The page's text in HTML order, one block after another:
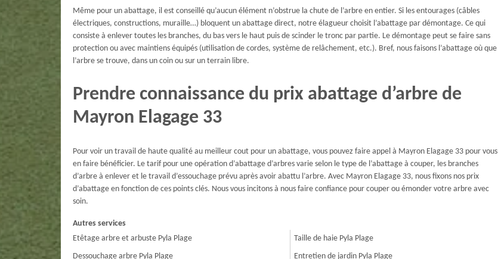
Même pour un abattage, il est conseillé qu’aucun élément n’obstrue la chute de l’arbre en entier. Si les entourages (câbles
électriques, constructions, muraille…) bloquent un abattage direct, notre élagueur choisit l’abattage par démontage. Ce qui
consiste à enlever toutes les branches, du bas vers le haut puis de scinder le tronc par partie. Le démontage peut se faire sans
protection ou avec maintiens équipés (utilisation de cordes, système de relâchement, etc.). Bref, nous faisons l’abattage où que
l’arbre se trouve, dans un coin ou sur un terrain libre.
Prendre connaissance du prix abattage d’arbre de
Mayron Elagage 33
Pour voir un travail de haute qualité au meilleur cout pour un abattage, vous pouvez faire appel à Mayron Elagage 33 pour vous
en faire bénéficier. Le tarif pour une opération d’abattage d’arbres varie selon le type de l’abattage à couper, les branches
d’arbre à enlever et le travail d’essouchage prévu après avoir abattu l’arbre. Avec Mayron Elagage 33, nous fixons nos prix
d’abattage en fonction de ces points clés. Nous vous incitons à nous faire confiance pour couper ou émonder votre arbre avec
soin.
Autres services
Etêtage arbre et arbuste Pyla Plage
Dessouchage arbre Pyla Plage
Taille de haie Pyla Plage
Entretien de jardin Pyla Plage